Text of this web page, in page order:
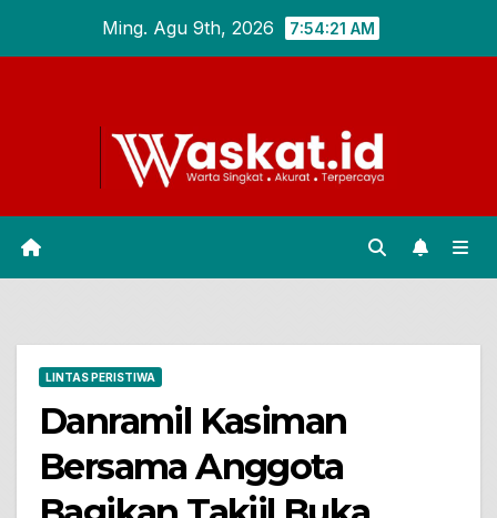
Ming. Agu 9th, 2026 7:54:22 AM
LINTAS PERISTIWA
Danramil Kasiman
Bersama Anggota